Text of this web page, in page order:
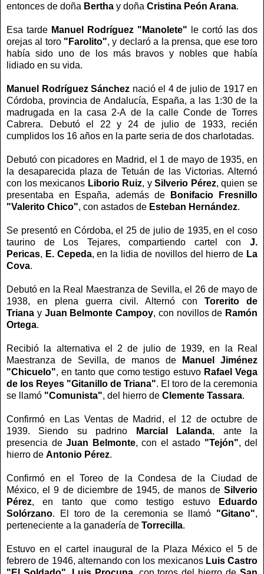
entonces de doña Bertha y doña Cristina Peón Arana.
Esa tarde Manuel Rodríguez "Manolete" le cortó las dos
orejas al toro "Farolito", y declaró a la prensa, que ese toro
había sido uno de los más bravos y nobles que había
lidiado en su vida.
Manuel Rodríguez Sánchez nació el 4 de julio de 1917 en
Córdoba, provincia de Andalucía, España, a las 1:30 de la
madrugada en la casa 2-A de la calle Conde de Torres
Cabrera. Debutó el 22 y 24 de julio de 1933, recién
cumplidos los 16 años en la parte seria de dos charlotadas.
Debutó con picadores en Madrid, el 1 de mayo de 1935, en
la desaparecida plaza de Tetuán de las Victorias. Alternó
con los mexicanos Liborio Ruiz, ySilverio Pérez, quien se
presentaba en España, además de
Bonifacio Fresnillo
"Valerito Chico", con astados de Esteban Hernández.
Se presentó en Córdoba, el 25 de julio de 1935, en el coso
taurino de Los Tejares, compartiendo cartel con J.
Pericas, E. Cepeda, en la lidia de novillos del hierro de La
Cova.
Debutó en la Real Maestranza de Sevilla, el 26 de mayo de
1938, en plena guerra civil. Alternó con Torerito de
Triana y Juan Belmonte Campoy, con novillos de Ramón
Ortega.
Recibió la alternativa el 2 de julio de 1939, en la Real
Maestranza de Sevilla, de manos de
Manuel Jiménez
"Chicuelo", en tanto que como testigo estuvo Rafael Vega
de los Reyes "Gitanillo de Triana". El toro de la ceremonia
se llamó "Comunista", del hierro de Clemente Tassara.
Confirmó en Las Ventas de Madrid, el 12 de octubre de
1939. Siendo su padrino
Marcial Lalanda, ante la
presencia de Juan Belmonte, con el astado "Tejón", del
hierro de Antonio Pérez.
Confirmó en el Toreo de la Condesa de la Ciudad de
México, el 9 de diciembre de 1945, de manos de Silverio
Pérez, en tanto que como testigo estuvo
Eduardo
Solórzano. El toro de la ceremonia se llamó "Gitano",
perteneciente a la ganadería de Torrecilla.
Estuvo en el cartel inaugural de la Plaza México el 5 de
febrero de 1946, alternando con los mexicanos Luis Castro